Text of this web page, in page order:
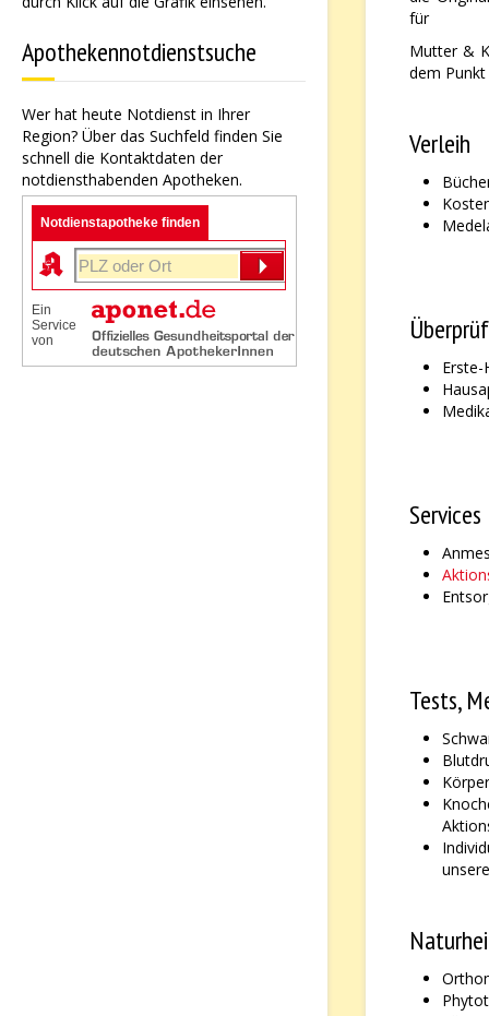
Apothekennotdienstsuche
Wer hat heute Notdienst in Ihrer
Region? Über das Suchfeld finden Sie
schnell die Kontaktdaten der
notdiensthabenden Apotheken.
Notdienstapotheke finden
Ein
Service
von
für
Mutter &
dem
Verleih
Tests,